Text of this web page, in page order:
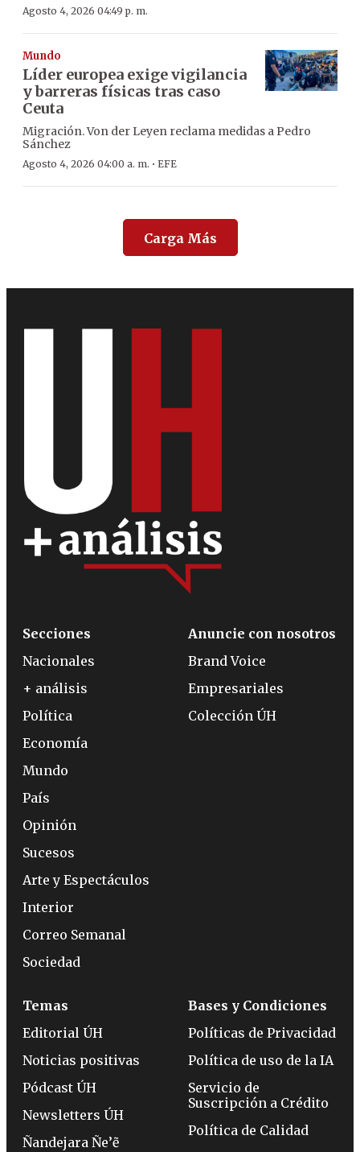
Agosto 4, 2026 04:49 p. m.
Mundo
Líder europea exige vigilancia
y barreras físicas tras caso
Ceuta
Migración. Von der Leyen reclama medidas a Pedro
Sánchez
Agosto 4, 2026 04:00 a. m. · EFE
Carga Más
Secciones
Nacionales
+ análisis
Política
Economía
Mundo
País
Opinión
Sucesos
Arte y Espectáculos
Interior
Correo Semanal
Sociedad
Anuncie con nosotros
Brand Voice
Empresariales
Colección ÚH
Temas
Editorial ÚH
Noticias positivas
Pódcast ÚH
Newsletters ÚH
Ñandejara Ñe’ẽ
Bases y Condiciones
Políticas de Privacidad
Política de uso de la IA
Servicio de
Suscripción a Crédito
Política de Calidad